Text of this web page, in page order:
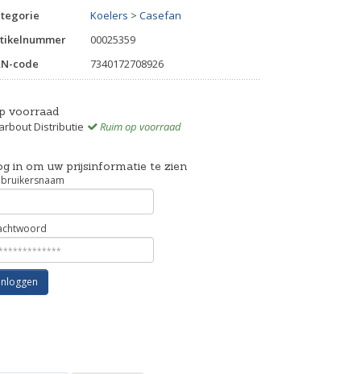
Koelers > Casefan
00025359
code
7340172708926
voorraad
Distributie
Ruim op voorraad
in om uw prijsinformatie te zien